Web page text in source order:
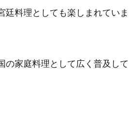
廷料理としても楽しまれていま
の家庭料理として広く普及して